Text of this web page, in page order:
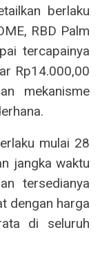
berlaku
RBD Palm
tercapainya
Rp14.000,00
mekanisme
mulai 28
jangka waktu
tersedianya
dengan harga
di seluruh